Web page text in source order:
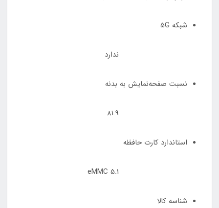
شبکه 5G
ندارد
نسبت صفحه‌نمایش به بدنه
استاندارد کارت حافظه
شناسه کالا